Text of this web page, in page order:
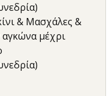
& Μασχάλες &
μέχρι